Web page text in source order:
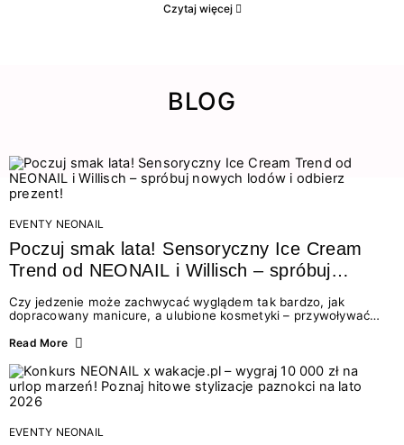
Czytaj więcej
BLOG
EVENTY NEONAIL
Poczuj smak lata! Sensoryczny Ice Cream
Trend od NEONAIL i Willisch – spróbuj
nowych lodów i odbierz prezent!
Czy jedzenie może zachwycać wyglądem tak bardzo, jak
dopracowany manicure, a ulubione kosmetyki – przywoływać
świata beauty i oszałamiających deserów to coś więcej niż
zmysłami: przez soczysty kolor, aksamitną teksturę,
orzeźwiający zapach i słodki akcent na podniebieniu. Tego lata
NEONAIL łączy siły z marką Willisch, tworząc unikalny projekt
na styku jedzenia i piękna....
Read More
EVENTY NEONAIL